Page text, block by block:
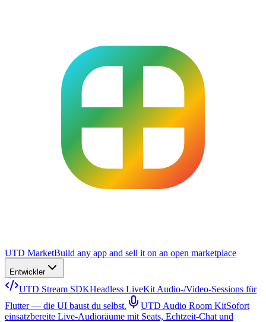
UTD MarketBuild any app and sell it on an open marketplace
Entwickler
UTD Stream SDKHeadless LiveKit Audio-/Video-Sessions für
Flutter — die UI baust du selbst.
UTD Audio Room KitSofort
einsatzbereite Live-Audioräume mit Seats, Echtzeit-Chat und